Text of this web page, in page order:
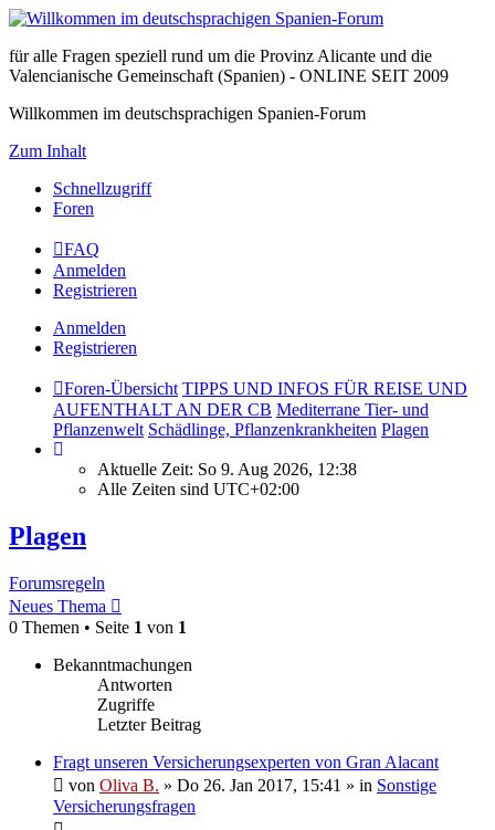
für alle Fragen speziell rund um die Provinz Alicante und die
Valencianische Gemeinschaft (Spanien) - ONLINE SEIT 2009
Willkommen im deutschsprachigen Spanien-Forum
Zum Inhalt
Schnellzugriff
Foren
FAQ
Anmelden
Registrieren
Anmelden
Registrieren
Foren-Übersicht TIPPS UND INFOS FÜR REISE UND
AUFENTHALT AN DER CB Mediterrane Tier- und
Pflanzenwelt Schädlinge, Pflanzenkrankheiten Plagen
Aktuelle Zeit: So 9. Aug 2026, 12:38
Alle Zeiten sind UTC+02:00
Plagen
Forumsregeln
Neues Thema
0 Themen • Seite 1 von 1
Bekanntmachungen
Antworten
Zugriffe
Letzter Beitrag
Fragt unseren Versicherungsexperten von Gran Alacant
von Oliva B. » Do 26. Jan 2017, 15:41 » in Sonstige
Versicherungsfragen